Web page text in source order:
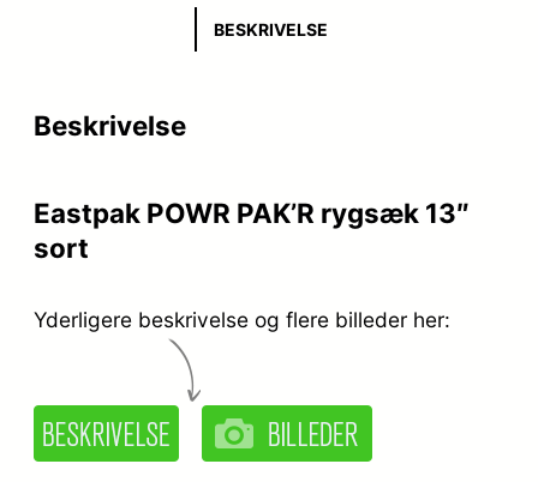
BESKRIVELSE
Beskrivelse
Eastpak POWR PAK’R rygsæk 13″
sort
Yderligere beskrivelse og flere billeder her: